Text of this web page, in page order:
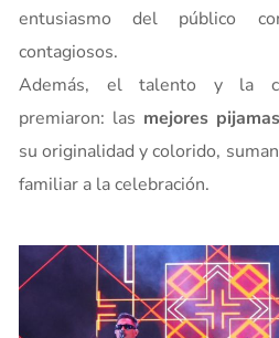
entusiasmo del público
contagiosos.
Además, el talento y la
premiaron: las mejores pijamas
su originalidad y colorido,
familiar a la celebración.